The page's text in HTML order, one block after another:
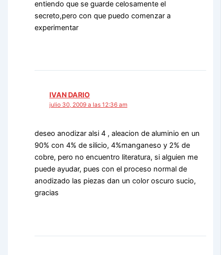
entiendo que se guarde celosamente el
secreto,pero con que puedo comenzar a
experimentar
IVAN DARIO
julio 30, 2009 a las 12:36 am
deseo anodizar alsi 4 , aleacion de aluminio en un
90% con 4% de silicio, 4%manganeso y 2% de
cobre, pero no encuentro literatura, si alguien me
puede ayudar, pues con el proceso normal de
anodizado las piezas dan un color oscuro sucio,
gracias